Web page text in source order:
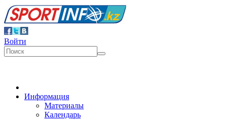
Войти
Информация
Материалы
Календарь